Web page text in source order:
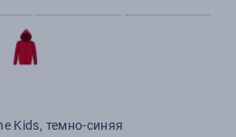
Kids, темно-синяя